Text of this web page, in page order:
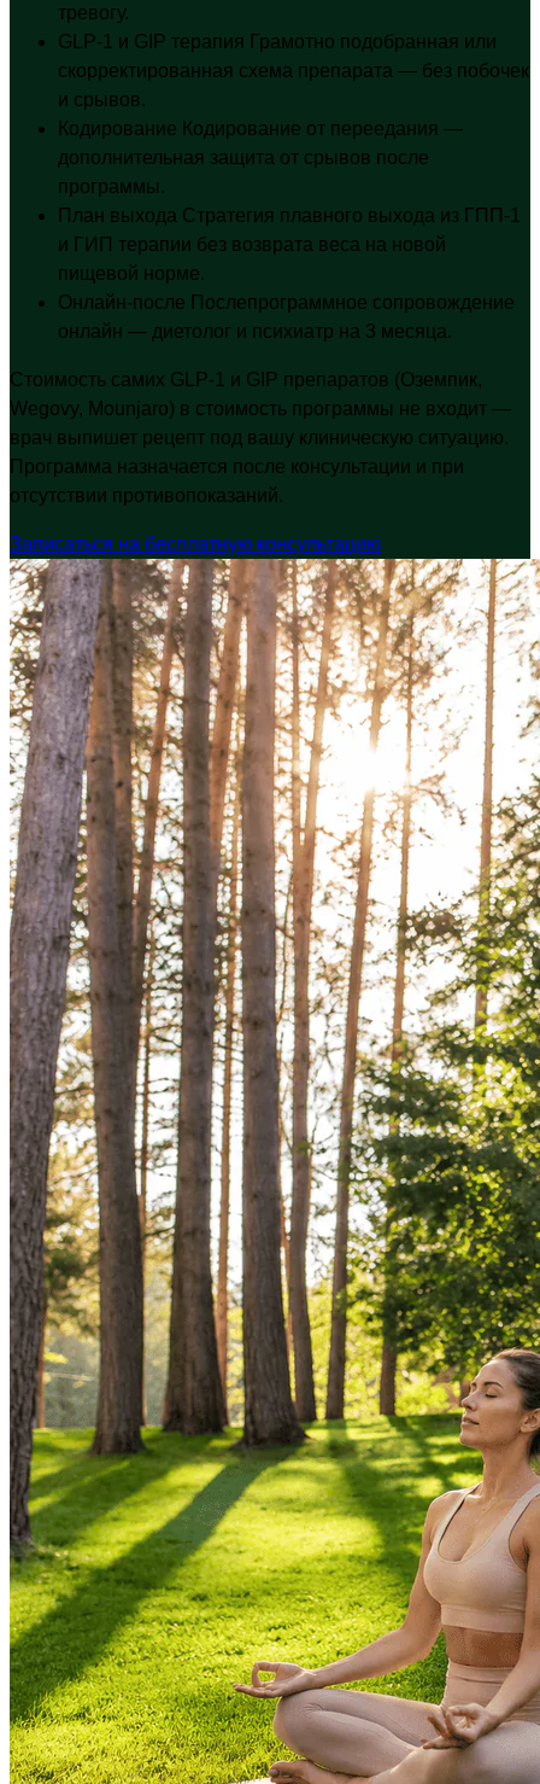
тревогу.
GLP-1 и GIP терапия Грамотно подобранная или
скорректированная схема препарата — без побочек
и срывов.
Кодирование Кодирование от переедания —
дополнительная защита от срывов после
программы.
План выхода Стратегия плавного выхода из ГПП-1
и ГИП терапии без возврата веса на новой
пищевой норме.
Онлайн-после Послепрограммное сопровождение
онлайн — диетолог и психиатр на 3 месяца.
Стоимость самих GLP-1 и GIP препаратов (Оземпик,
Wegovy, Mounjaro) в стоимость программы не входит —
врач выпишет рецепт под вашу клиническую ситуацию.
Программа назначается после консультации и при
отсутствии противопоказаний.
Записаться на бесплатную консультацию